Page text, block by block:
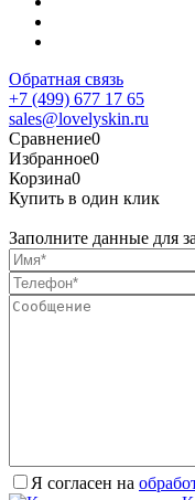
Обратная связь
+7 (499) 677 17 65
sales@lovelyskin.ru
Сравнение0
Избранное0
Корзина0
Купить в один клик
Заполните данные для
Я согласен на